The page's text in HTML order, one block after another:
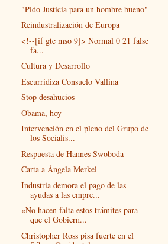
"Pido Justicia para un hombre bueno"
Reindustralización de Europa
<!--[if gte mso 9]> Normal 0 21 false
fa...
Cultura y Desarrollo
Escurridiza Consuelo Vallina
Stop desahucios
Obama, hoy
Intervención en el pleno del Grupo de
los Socialis...
Respuesta de Hannes Swoboda
Carta a Ángela Merkel
Industria demora el pago de las
ayudas a las empre...
«No hacen falta estos trámites para
que el Gobiern...
Christopher Ross pisa fuerte en el